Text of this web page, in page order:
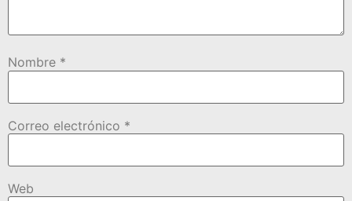
Nombre *
Correo electrónico *
Web